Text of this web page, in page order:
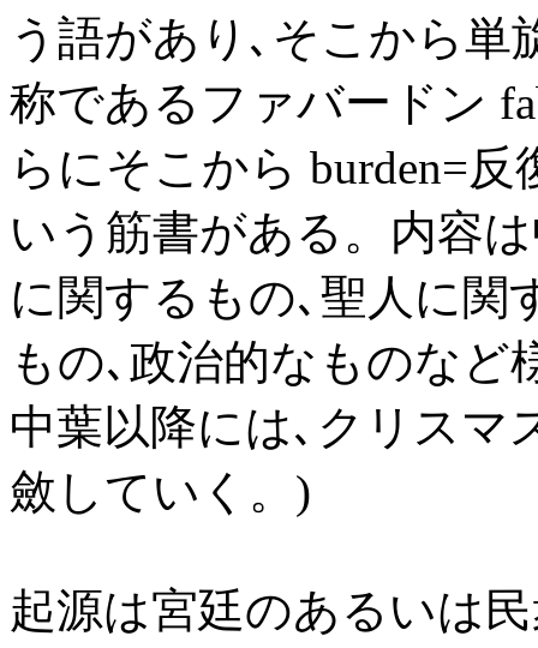
う語があり､そこから単
称であるファバードン
らにそこから burden=
いう筋書がある。内容
に関するもの､聖人に関
もの､政治的なものなど
中葉以降には､クリスマ
斂していく。)
起源は宮廷のあるいは